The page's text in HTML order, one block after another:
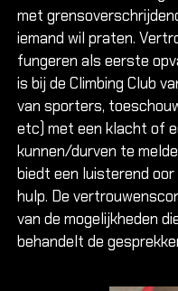
met
iemand wil praten.
fungeren als eerste
is bij de Climbing Club
van sporters,
etc) met een klacht of
kunnen/durven te
biedt een luisterend
hulp. De
van de mogelijkheden
behandelt de